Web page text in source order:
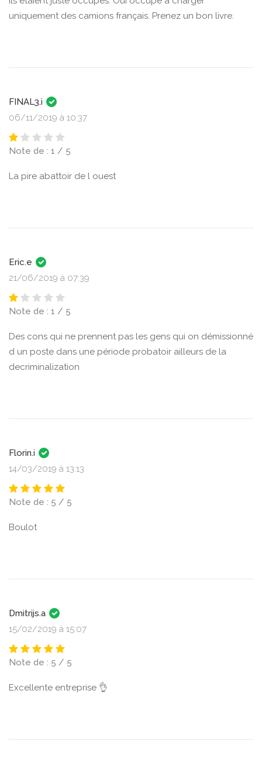
uniquement des camions français. Prenez un bon livre.
FINAL3.i
06/11/2019 à 10:37
Note de : 1 / 5
La pire abattoir de l ouest
Eric.e
21/06/2019 à 07:39
Note de : 1 / 5
Des cons qui ne prennent pas les gens qui on démissionné
d un poste dans une période probatoir ailleurs de la
decriminalization
Florin.i
14/03/2019 à 13:13
Note de : 5 / 5
Boulot
Dmitrijs.a
15/02/2019 à 15:07
Note de : 5 / 5
Excellente entreprise 👌